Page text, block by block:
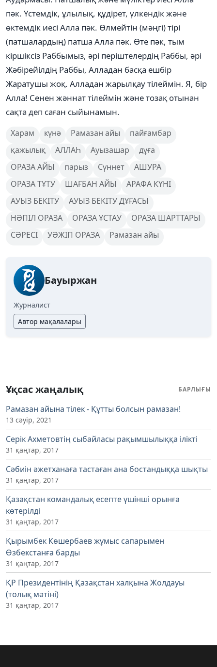
пәк. Үстемдік, ұлылық, құдірет, үлкендік және
өктемдік иесі Алла пәк. Өлмейтін (мәңгі) тірі
(патшалардың) патша Алла пәк. Өте пәк, тым
кіршіксіз Раббымыз, әрі періштелердің Раббы, әрі
Жәбірейілдің Раббы, Алладан басқа ешбір
Жаратушы жоқ. Алладан жарылқау тілеймін. Я, бір
Алла! Сенен жәннат тілеймін және тозақ отынан
сақта деп саған сыйынамын.
Харам күнә Рамазан айы
пайғамбар
қажылық
АЛЛАҺ Ауызашар
дұға
ОРАЗА АЙЫ
парыз Сүннет
АШУРА
ОРАЗА ТҰТУ
ШАҒБАН АЙЫ
АРАФА КҮНІ
АУЫЗ БЕКІТУ
АУЫЗ БЕКІТУ ДҰҒАСЫ
НӘПІЛ ОРАЗА
ОРАЗА ҰСТАУ
ОРАЗА ШАРТТАРЫ
СӘРЕСІ
УӘЖІП ОРАЗА Рамазан айы
Бауыржан
Журналист
Автор мақалалары
Ұқсас жаңалық БАРЛЫҒЫ
Рамазан айына тілек - Құтты болсын рамазан!
13 сәуір, 2021
Серік Ахметовтің сыбайласы рақымшылыққа ілікті
31 қаңтар, 2017
Сәбиін әжетханаға тастаған ана бостандыққа шықты
31 қаңтар, 2017
Қазақстан командалық есепте үшінші орынға
көтерілді
31 қаңтар, 2017
Қырымбек Көшербаев жұмыс сапарымен
Өзбекстанға барды
31 қаңтар, 2017
ҚР Президентінің Қазақстан халқына Жолдауы
(толық мәтіні)
31 қаңтар, 2017